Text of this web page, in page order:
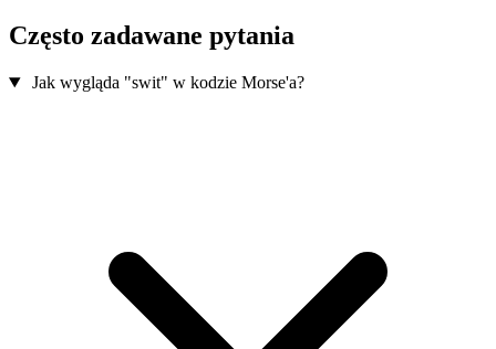
Często zadawane pytania
Jak wygląda "swit" w kodzie Morse'a?